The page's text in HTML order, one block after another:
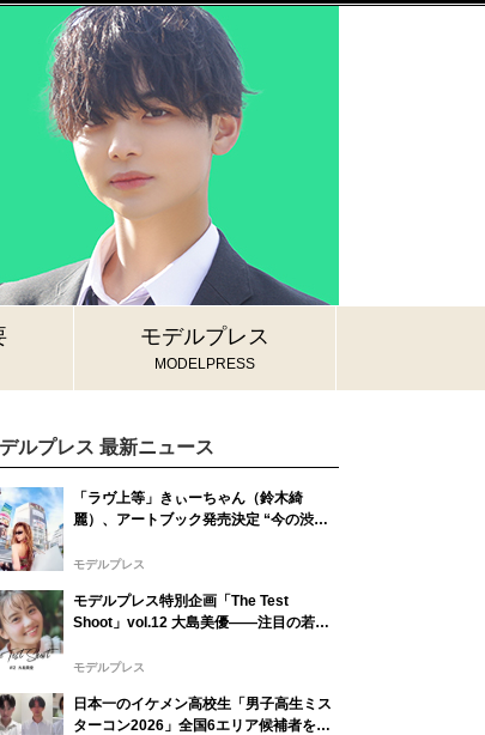
モデルプレス
MODELPRESS
ルプレス 最新ニュース
「ラヴ上等」きぃーちゃん（鈴木綺
麗）、アートブック発売決定 “今の渋
モデルプレス
モデルプレス特別企画「The Test
Shoot」vol.12 大島美優――注目の若手
モデルプレス
日本一のイケメン高校生「男子高生ミス
ターコン2026」全国6エリア候補者を一